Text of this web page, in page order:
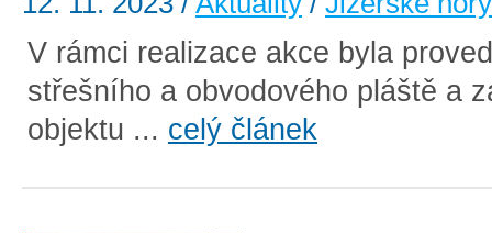
V rámci realizace akce byla
střešního a obvodového pláště a
objektu ... celý článek